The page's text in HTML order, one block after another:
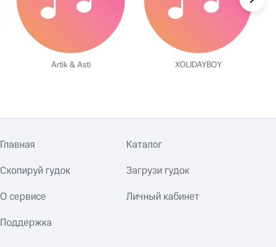
Artik & Asti XOLIDAYBOY
Главная Каталог
Скопируй гудок Загрузи гудок
О сервисе Личный кабинет
Поддержка